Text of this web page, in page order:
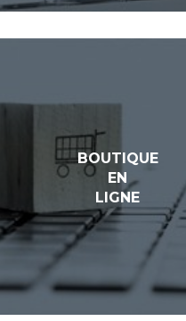
BOUTIQUE
EN
LIGNE